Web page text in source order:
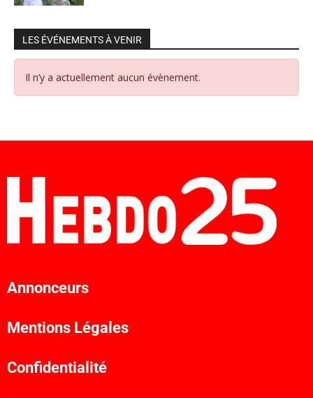
LES ÉVÉNEMENTS À VENIR
Il n’y a actuellement aucun évènement.
Annonceurs
Mentions Légales
Confidentialité